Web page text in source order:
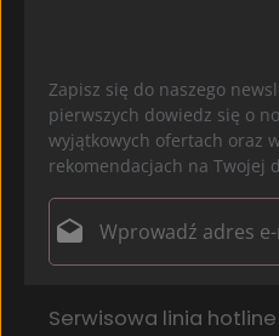
Zapisz się do naszego
pierwszych dowiedz się o
wyjątkowych ofertach oraz
rekomendacjach na Twojej
Adres e-mail*
Wybierając kontynuuj
Pola oznaczone gwiazdką
Serwisowa linia hotline